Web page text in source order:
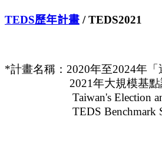
TEDS歷年計畫 / TEDS2021
*計畫名稱： 2020年至2024年「
2021年大規模基點
Taiwan's Election and
TEDS Benchmark